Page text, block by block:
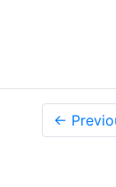
←